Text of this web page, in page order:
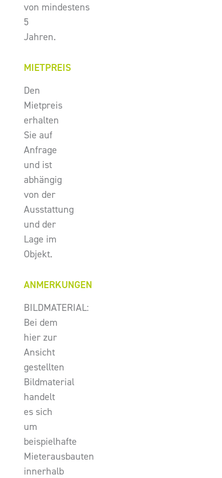
von mindestens
5
Jahren.
MIETPREIS
Den
Mietpreis
erhalten
Sie auf
Anfrage
und ist
abhängig
von der
Ausstattung
und der
Lage im
Objekt.
ANMERKUNGEN
BILDMATERIAL:
Bei dem
hier zur
Ansicht
gestellten
Bildmaterial
handelt
es sich
um
beispielhafte
Mieterausbauten
innerhalb